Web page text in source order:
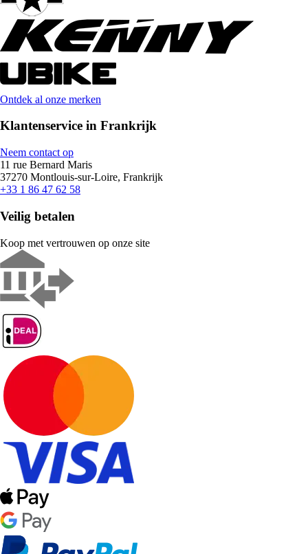
Ontdek al onze merken
Klantenservice in Frankrijk
Neem contact op
11 rue Bernard Maris
37270 Montlouis-sur-Loire, Frankrijk
+33 1 86 47 62 58
Veilig betalen
Koop met vertrouwen op onze site